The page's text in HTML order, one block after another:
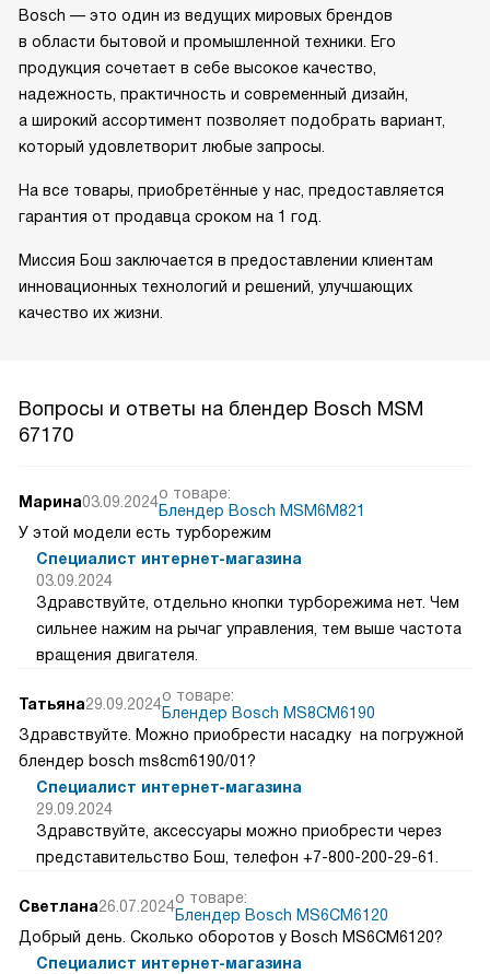
Bosch — это один из ведущих мировых брендов
в области бытовой и промышленной техники. Его
продукция сочетает в себе высокое качество,
надежность, практичность и современный дизайн,
а широкий ассортимент позволяет подобрать вариант,
который удовлетворит любые запросы.
На все товары, приобретённые у нас, предоставляется
гарантия от продавца сроком на 1 год.
Миссия Бош заключается в предоставлении клиентам
инновационных технологий и решений, улучшающих
качество их жизни.
Вопросы и ответы на блендер Bosch MSM
67170
Марина03.09.2024о товаре:
Блендер Bosch MSM6M821
У этой модели есть турборежим
Специалист интернет-магазина
03.09.2024
Здравствуйте, отдельно кнопки турборежима нет. Чем
сильнее нажим на рычаг управления, тем выше частота
вращения двигателя.
Татьяна29.09.2024о товаре:
Блендер Bosch MS8CM6190
Здравствуйте. Можно приобрести насадку на погружной
блендер bosch ms8cm6190/01?
Специалист интернет-магазина
29.09.2024
Здравствуйте, аксессуары можно приобрести через
представительство Бош, телефон +7-800-200-29-61.
Светлана26.07.2024о товаре:
Блендер Bosch MS6CM6120
Добрый день. Сколько оборотов у Bosch MS6CM6120?
Специалист интернет-магазина